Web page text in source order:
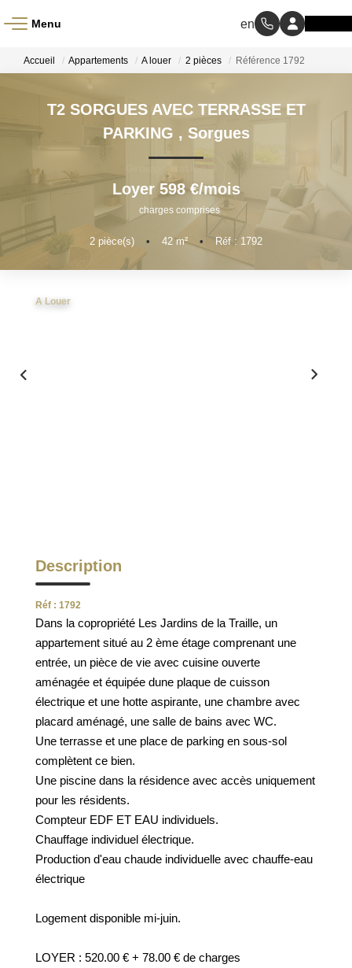
Menu
À LOUER
NOS MÉTIERS
Transaction
Gestion Locative
RÉSEAUX SOCIAUX
NOS ACTUALITÉS
POLITIQUE DE CONFIDENTIALITÉ
GESTION DES COOKIES
MENTIONS LÉGALES
Accueil Appartements A louer 2 pièces Référence 1792
T2 SORGUES AVEC TERRASSE ET
PARKING , Sorgues
Loyer 598 €/mois
charges comprises
2 pièce(s) • 42m² • Réf : 1792
A Louer
Description
Réf : 1792
Dans la copropriété Les Jardins de la Traille, un
appartement situé au 2 ème étage comprenant une
entrée, un pièce de vie avec cuisine ouverte
aménagée et équipée dune plaque de cuisson
électrique et une hotte aspirante, une chambre avec
placard aménagé, une salle de bains avec WC.
Une terrasse et une place de parking en sous-sol
complètent ce bien.
Une piscine dans la résidence avec accès uniquement
pour les résidents.
Compteur EDF ET EAU individuels.
Chauffage individuel électrique.
Production d'eau chaude individuelle avec chauffe-eau
électrique
Logement disponible mi-juin.
LOYER : 520.00 € + 78.00 € de charges